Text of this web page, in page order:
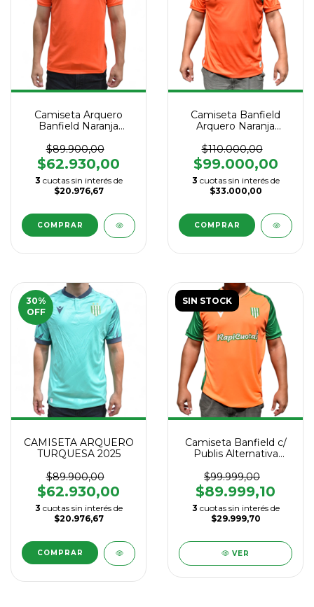
Camiseta Arquero
Banfield Naranja
$89.900,00
$62.930,00
3 cuotas sin interés de
$20.976,67
COMPRAR
Camiseta Banfield
Arquero Naranja
$110.000,00
$99.000,00
3 cuotas sin interés de
$33.000,00
COMPRAR
30%
OFF
CAMISETA ARQUERO
TURQUESA 2025
$89.900,00
$62.930,00
3 cuotas sin interés de
$20.976,67
COMPRAR
SIN STOCK
Camiseta Banfield c/
Publis Alternativa
$99.999,00
$89.999,10
3 cuotas sin interés de
$29.999,70
VER